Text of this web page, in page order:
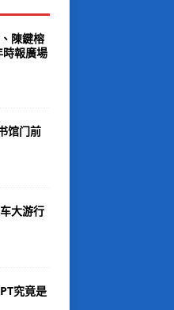
陳鍵榕
報廣場
馆门前
大游行
究竟是